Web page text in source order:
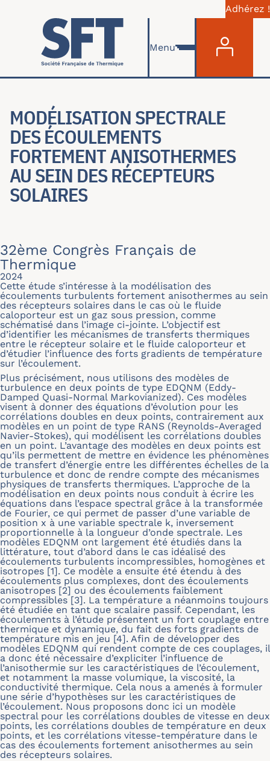
Aller au contenu principal
Adhérez !
Menu
MODÉLISATION SPECTRALE
DES ÉCOULEMENTS
FORTEMENT ANISOTHERMES
AU SEIN DES RÉCEPTEURS
SOLAIRES
32ème Congrès Français de
Thermique
2024
Cette étude s’intéresse à la modélisation des
écoulements turbulents fortement anisothermes au sein
des récepteurs solaires dans le cas où le fluide
caloporteur est un gaz sous pression, comme
schématisé dans l’image ci-jointe. L’objectif est
d’identifier les mécanismes de transferts thermiques
entre le récepteur solaire et le fluide caloporteur et
d’étudier l’influence des forts gradients de température
sur l’écoulement.
Plus précisément, nous utilisons des modèles de
turbulence en deux points de type EDQNM (Eddy-
Damped Quasi-Normal Markovianized). Ces modèles
visent à donner des équations d’évolution pour les
corrélations doubles en deux points, contrairement aux
modèles en un point de type RANS (Reynolds-Averaged
Navier-Stokes), qui modélisent les corrélations doubles
en un point. L’avantage des modèles en deux points est
qu’ils permettent de mettre en évidence les phénomènes
de transfert d’énergie entre les différentes échelles de la
turbulence et donc de rendre compte des mécanismes
physiques de transferts thermiques. L’approche de la
modélisation en deux points nous conduit à écrire les
équations dans l’espace spectral grâce à la transformée
de Fourier, ce qui permet de passer d’une variable de
position x à une variable spectrale k, inversement
proportionnelle à la longueur d’onde spectrale. Les
modèles EDQNM ont largement été étudiés dans la
littérature, tout d’abord dans le cas idéalisé des
écoulements turbulents incompressibles, homogènes et
isotropes [1]. Ce modèle a ensuite été étendu à des
écoulements plus complexes, dont des écoulements
anisotropes [2] ou des écoulements faiblement
compressibles [3]. La température a néanmoins toujours
été étudiée en tant que scalaire passif. Cependant, les
écoulements à l’étude présentent un fort couplage entre
thermique et dynamique, du fait des forts gradients de
température mis en jeu [4]. Afin de développer des
modèles EDQNM qui rendent compte de ces couplages, il
a donc été nécessaire d’expliciter l’influence de
l’anisothermie sur les caractéristiques de l’écoulement,
et notamment la masse volumique, la viscosité, la
conductivité thermique. Cela nous a amenés à formuler
une série d’hypothèses sur les caractéristiques de
l’écoulement. Nous proposons donc ici un modèle
spectral pour les corrélations doubles de vitesse en deux
points, les corrélations doubles de température en deux
points, et les corrélations vitesse-température dans le
cas des écoulements fortement anisothermes au sein
des récepteurs solaires.